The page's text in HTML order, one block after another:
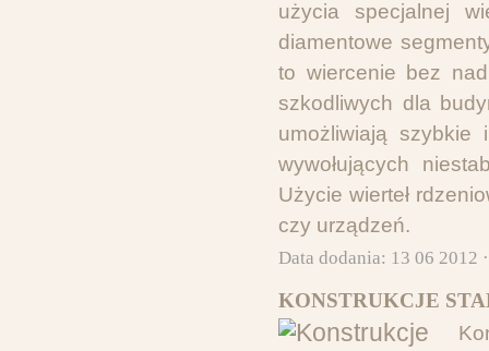
użycia specjalnej
diamentowe
to wiercenie bez
szkodliwych dla
umożliwiają szybkie
wywołujących
Użycie wierteł
czy urządzeń.
Data dodania: 13 06 2012
KONSTRUKCJE